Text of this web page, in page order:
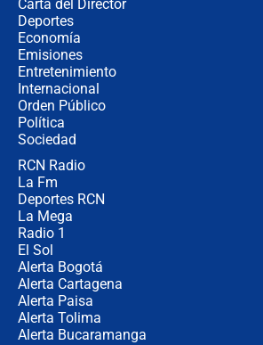
Carta del Director
Deportes
Economía
Emisiones
Entretenimiento
Internacional
Orden Público
Política
Sociedad
RCN Radio
La Fm
Deportes RCN
La Mega
Radio 1
El Sol
Alerta Bogotá
Alerta Cartagena
Alerta Paisa
Alerta Tolima
Alerta Bucaramanga